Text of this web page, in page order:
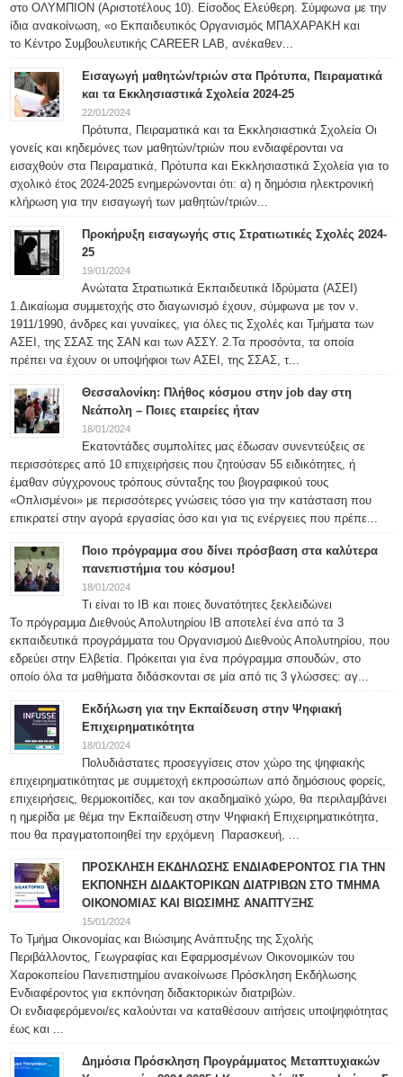
στο ΟΛΥΜΠΙΟΝ (Αριστοτέλους 10). Είσοδος Ελεύθερη. Σύμφωνα με την
ίδια ανακοίνωση, «ο Εκπαιδευτικός Οργανισμός ΜΠΑΧΑΡΑΚΗ και
το Κέντρο Συμβουλευτικής CAREER LAB, ανέκαθεν...
Εισαγωγή μαθητών/τριών στα Πρότυπα, Πειραματικά
και τα Εκκλησιαστικά Σχολεία 2024-25
22/01/2024
Πρότυπα, Πειραματικά και τα Εκκλησιαστικά Σχολεία Οι
γονείς και κηδεμόνες των μαθητών/τριών που ενδιαφέρονται να
εισαχθούν στα Πειραματικά, Πρότυπα και Εκκλησιαστικά Σχολεία για το
σχολικό έτος 2024-2025 ενημερώνονται ότι: α) η δημόσια ηλεκτρονική
κλήρωση για την εισαγωγή των μαθητών/τριών...
Προκήρυξη εισαγωγής στις Στρατιωτικές Σχολές 2024-
25
19/01/2024
Ανώτατα Στρατιωτικά Εκπαιδευτικά Ιδρύματα (ΑΣΕΙ)
1.Δικαίωμα συμμετοχής στο διαγωνισμό έχουν, σύμφωνα με τον ν.
1911/1990, άνδρες και γυναίκες, για όλες τις Σχολές και Τμήματα των
ΑΣΕΙ, της ΣΣΑΣ της ΣΑΝ και των ΑΣΣΥ. 2.Τα προσόντα, τα οποία
πρέπει να έχουν οι υποψήφιοι των ΑΣΕΙ, της ΣΣΑΣ, τ...
Θεσσαλονίκη: Πλήθος κόσμου στην job day στη
Νεάπολη – Ποιες εταιρείες ήταν
18/01/2024
Εκατοντάδες συμπολίτες μας έδωσαν συνεντεύξεις σε
περισσότερες από 10 επιχειρήσεις που ζητούσαν 55 ειδικότητες, ή
έμαθαν σύγχρονους τρόπους σύνταξης του βιογραφικού τους
«Οπλισμένοι» με περισσότερες γνώσεις τόσο για την κατάσταση που
επικρατεί στην αγορά εργασίας όσο και για τις ενέργειες που πρέπε...
Ποιο πρόγραμμα σου δίνει πρόσβαση στα καλύτερα
πανεπιστήμια του κόσμου!
18/01/2024
Τι είναι το IB και ποιες δυνατότητες ξεκλειδώνει
Το πρόγραμμα Διεθνούς Απολυτηρίου IB αποτελεί ένα από τα 3
εκπαιδευτικά προγράμματα του Οργανισμού Διεθνούς Απολυτηρίου, που
εδρεύει στην Ελβετία. Πρόκειται για ένα πρόγραμμα σπουδών, στο
οποίο όλα τα μαθήματα διδάσκονται σε μία από τις 3 γλώσσες: αγ...
Εκδήλωση για την Εκπαίδευση στην Ψηφιακή
Επιχειρηματικότητα
18/01/2024
Πολυδιάστατες προσεγγίσεις στον χώρο της ψηφιακής
επιχειρηματικότητας με συμμετοχή εκπροσώπων από δημόσιους φορείς,
επιχειρήσεις, θερμοκοιτίδες, και τον ακαδημαϊκό χώρο, θα περιλαμβάνει
η ημερίδα με θέμα την Εκπαίδευση στην Ψηφιακή Επιχειρηματικότητα,
που θα πραγματοποιηθεί την ερχόμενη Παρασκευή, ...
ΠΡΟΣΚΛΗΣΗ ΕΚΔΗΛΩΣΗΣ ΕΝΔΙΑΦΕΡΟΝΤΟΣ ΓΙΑ ΤΗΝ
ΕΚΠΟΝΗΣΗ ΔΙΔΑΚΤΟΡΙΚΩΝ ΔΙΑΤΡΙΒΩΝ ΣΤΟ ΤΜΗΜΑ
ΟΙΚΟΝΟΜΙΑΣ ΚΑΙ ΒΙΩΣΙΜΗΣ ΑΝΑΠΤΥΞΗΣ
15/01/2024
Το Τμήμα Οικονομίας και Βιώσιμης Ανάπτυξης της Σχολής
Περιβάλλοντος, Γεωγραφίας και Εφαρμοσμένων Οικονομικών του
Χαροκοπείου Πανεπιστημίου ανακοίνωσε Πρόσκληση Εκδήλωσης
Ενδιαφέροντος για εκπόνηση διδακτορικών διατριβών.
Οι ενδιαφερόμενοι/ες καλούνται να καταθέσουν αιτήσεις υποψηφιότητας
έως και ...
Δημόσια Πρόσκληση Προγράμματος Μεταπτυχιακών